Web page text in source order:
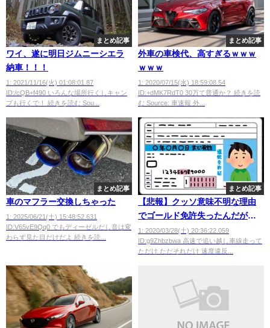
まとめ記事
ワイ、遂に明日ジムニーシエラ
納車！！！
1: 2021/11/16(火) 01:08:01.87
ID:/cQB+f490 いろんな場所行くしキャン
プも行くで！ 続きを読む Sou...
まとめ記事
外車の車検代、高すぎるｗｗｗ
ｗｗｗ
1: 2020/07/15(水) 18:59:08.54
ID:+dMK7RdT0 30万て普通か？ 続きを読
む Source: 車速報 外...
まとめ記事
車のマフラー交換しちゃった
1: 2025/06/21(土) 15:48:52.631
ID:V65vE9Qq0 でもディーゼルだし音は変
わらず見た目だけだよ 続きを読...
まとめ記事
【悲報】クッソ意味不明な理由
でゴールド免許失ったんだが？
ｗｗｗｗｗｗｗｗｗ
1: 2020/03/28(土) 20:36:22.059
ID:g9Zhbzbwa 高速で追い越し車線走って
ただけ ただそれだけ 速度違反...